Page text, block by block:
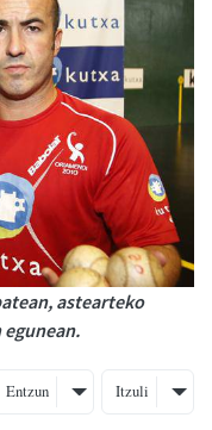
astearteko
Entzun Itzuli